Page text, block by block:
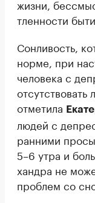
жизни,
тленности
Сонливость,
норме, при
человека с
отметила
людей с
ранними
5–6 утра и
хандра не
проблем со